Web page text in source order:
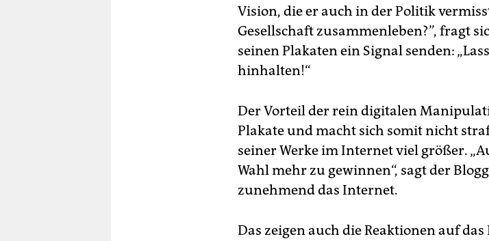
Vision, die er auch in der Politik
Gesellschaft zusammenleben?”, fragt
seinen Plakaten ein Signal senden:
hinhalten!“
Der Vorteil der rein digitalen
Plakate und macht sich somit nicht
seiner Werke im Internet viel größer.
Wahl mehr zu gewinnen“, sagt der
zunehmend das Internet.
Das zeigen auch die Reaktionen auf